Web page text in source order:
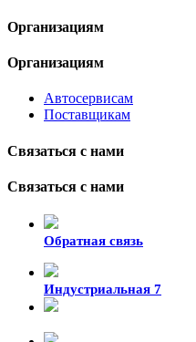
Организациям
Организациям
Автосервисам
Поставщикам
Связаться с нами
Связаться с нами
Обратная связь
Индустриальная 7